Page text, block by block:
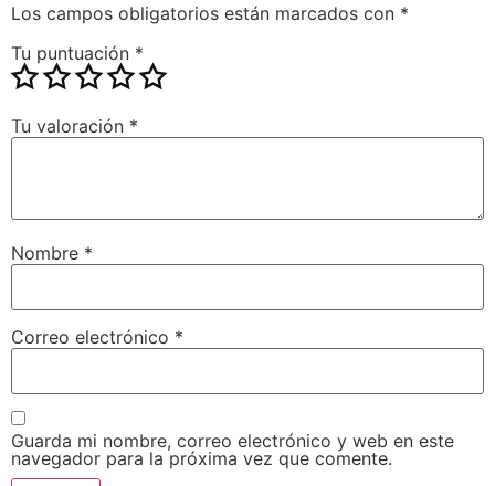
Los campos obligatorios están marcados con *
Tu puntuación *
Tu valoración *
Nombre *
Correo electrónico *
Guarda mi nombre, correo electrónico y web en este
navegador para la próxima vez que comente.